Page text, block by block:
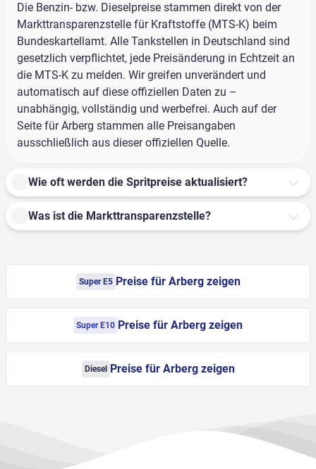
Die Benzin- bzw. Dieselpreise stammen direkt von der
Markttransparenzstelle für Kraftstoffe (MTS-K) beim
Bundeskartellamt. Alle Tankstellen in Deutschland sind
gesetzlich verpflichtet, jede Preisänderung in Echtzeit an
die MTS-K zu melden. Wir greifen unverändert und
automatisch auf diese offiziellen Daten zu –
unabhängig, vollständig und werbefrei. Auch auf der
Seite für Arberg stammen alle Preisangaben
ausschließlich aus dieser offiziellen Quelle.
Wie oft werden die Spritpreise aktualisiert?
Was ist die Markttransparenzstelle?
Super E5 Preise für Arberg zeigen
Super E10 Preise für Arberg zeigen
Diesel Preise für Arberg zeigen